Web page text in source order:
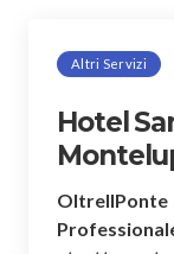
Altri Servizi
Hotel
OltreIlPonte